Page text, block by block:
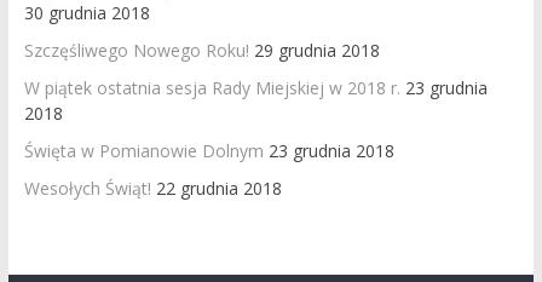
30 grudnia 2018
Szczęśliwego Nowego Roku! 29 grudnia 2018
W piątek ostatnia sesja Rady Miejskiej w 2018 r. 23 grudnia
2018
Święta w Pomianowie Dolnym 23 grudnia 2018
Wesołych Świąt! 22 grudnia 2018